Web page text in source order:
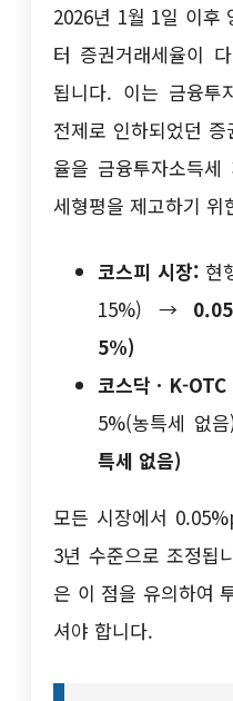
2026년 1월 1일 이후
터 증권거래세율이
됩니다. 이는 금융투
전제로 인하되었던 증
율을 금융투자소득
세형평을 제고하기 위
코스피 시장: 현
15%) →
5%)
코스닥ㆍK-
5%(농특세 없
특세 없음)
모든 시장에서
3년 수준으로 조정됩
은 이 점을 유의하여
셔야 합니다.